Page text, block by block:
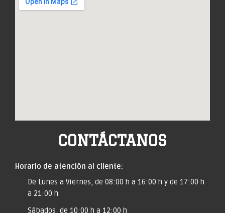
CONTÁCTANOS
Horario de atención al cliente:
De Lunes a Viernes, de 08:00 h a 16:00 h y de 17:00 h
a 21:00 h
Sábados, de 10:00 h a 12:00 h